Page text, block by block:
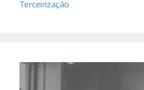
Terceirização